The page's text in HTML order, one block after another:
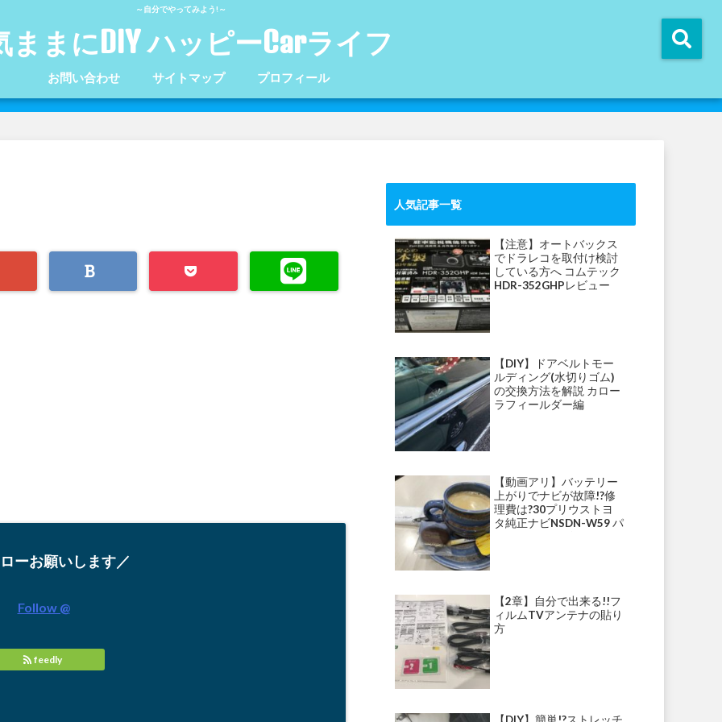
～自分でやってみよう!～
ままにDIY ハッピーCarライフ
お問い合わせ サイトマップ プロフィール
ーお願いします／
Follow @
feedly
人気記事一覧
【注意】オートバックス
でドラレコを取付け検討
している方へ コムテック
HDR-352GHPレビュー
【DIY】ドアベルトモー
ルディング(水切りゴム)
の交換方法を解説 カロー
ラフィールダー編
【動画アリ】バッテリー
上がりでナビが故障!?修
理費は?30プリウストヨ
タ純正ナビNSDN-W59 パ
【2章】自分で出来る!!フ
ィルムTVアンテナの貼り
方